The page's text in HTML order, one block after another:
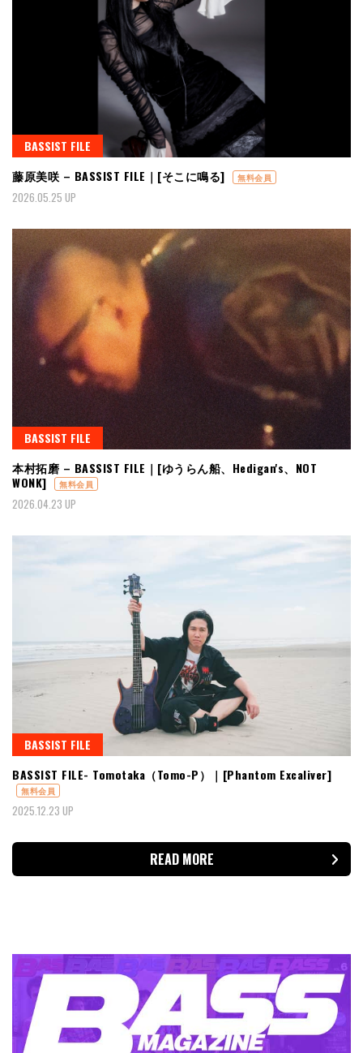
BASSIST FILE
藤原美咲 – BASSIST FILE｜[そこに鳴る]
無料会員
2026.05.25 UP
BASSIST FILE
本村拓磨 – BASSIST FILE｜[ゆうらん船、Hedigan's、NOT
WONK]
無料会員
2026.04.23 UP
BASSIST FILE
BASSIST FILE- Tomotaka（Tomo-P）｜[Phantom Excaliver]
無料会員
2025.12.23 UP
READ MORE